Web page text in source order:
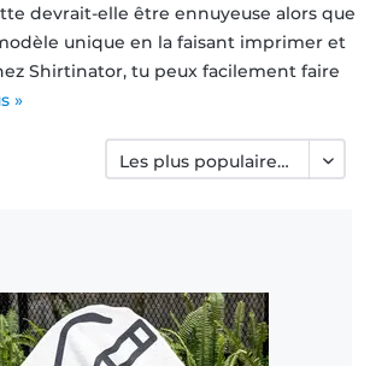
devrait-elle être ennuyeuse alors que
unique en la faisant imprimer et
Shirtinator, tu peux facilement faire
»